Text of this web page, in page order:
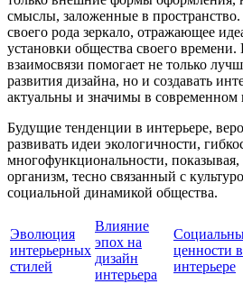
смыслы, заложенные в
своего рода зеркало, отражающее
установки общества своего
взаимосвязи помогает не только
развития дизайна, но и создавать
актуальны и значимы в современном
Будущие тенденции в интерьере,
развивать идеи экологичности,
многофункциональности,
организм, тесно связанный с
социальной динамикой общества.
Эволюция
интерьерных
стилей
Влияние
эпох на
дизайн
интерьера
ценности в
интерьере